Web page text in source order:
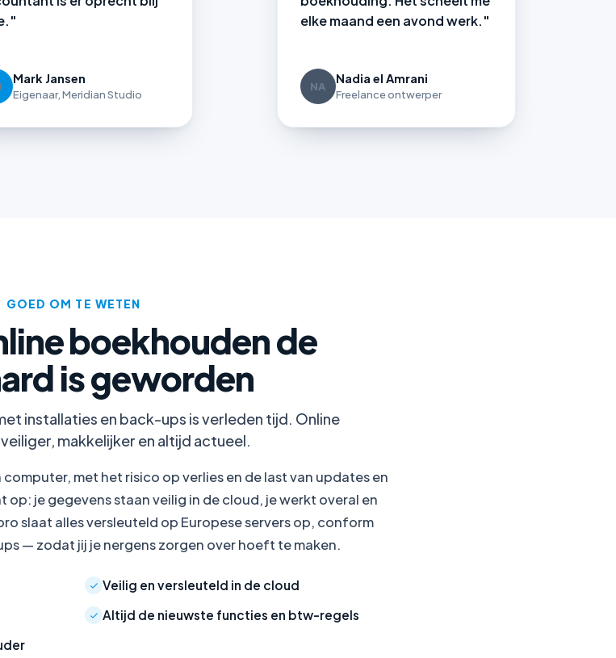
Mark Jansen
Eigenaar, Meridian Studio
elke maand een avond werk."
NA
Nadia el Amrani
Freelance ontwerper
GOED OM TE WETEN
boekhouden de
is geworden
installaties en back-ups is verleden tijd. Online
makkelijker en altijd actueel.
met het risico op verlies en de last van updates en
je gegevens staan veilig in de cloud, je werkt overal en
slaat alles versleuteld op Europese servers op, conform
— zodat jij je nergens zorgen over hoeft te maken.
Veilig en versleuteld in de cloud
Altijd de nieuwste functies en btw-regels